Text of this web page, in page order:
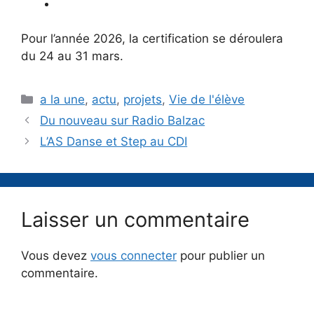
Pour l’année 2026, la certification se déroulera
du 24 au 31 mars.
Catégories
a la une, actu, projets,Vie de l'élève
Du nouveau sur Radio Balzac
L’AS Danse et Step au CDI
Laisser un commentaire
Vous devez vous connecter pour publier un
commentaire.